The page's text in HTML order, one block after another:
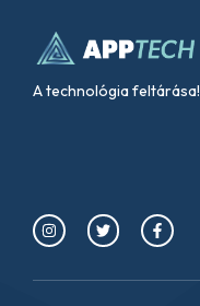
A technológia feltárása!